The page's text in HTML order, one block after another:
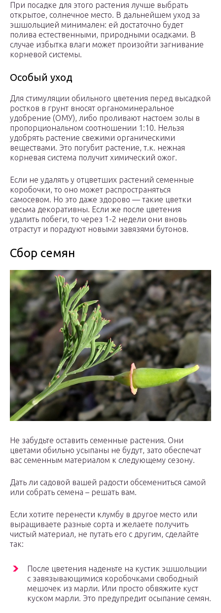
При посадке для этого растения лучше выбрать
открытое, солнечное место. В дальнейшем уход за
эшшольцией минимален: ей достаточно будет
полива естественными, природными осадками. В
случае избытка влаги может произойти загнивание
корневой системы.
Особый уход
Для стимуляции обильного цветения перед высадкой
ростков в грунт вносят органоминеральное
удобрение (ОМУ), либо проливают настоем золы в
пропорциональном соотношении 1:10. Нельзя
удобрять растение свежими органическими
веществами. Это погубит растение, т.к. нежная
корневая система получит химический ожог.
Если не удалять у отцветших растений семенные
коробочки, то оно может распространяться
самосевом. Но это даже здорово — такие цветки
весьма декоративны. Если же после цветения
удалить побеги, то через 1-2 недели они вновь
отрастут и порадуют новыми завязями бутонов.
Сбор семян
Не забудьте оставить семенные растения. Они
цветами обильно усыпаны не будут, зато обеспечат
вас семенным материалом к следующему сезону.
Дать ли садовой вашей радости обсемениться самой
или собрать семена – решать вам.
Если хотите перенести клумбу в другое место или
выращиваете разные сорта и желаете получить
чистый материал, не путать его с другим, сделайте
так:
После цветения наденьте на кустик эшшольции
с завязывающимися коробочками свободный
мешочек из марли. Или просто обвяжите куст
куском марли. Это предупредит осыпание семян.